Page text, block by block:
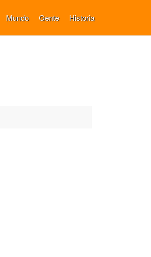
Mundo Gente Historia